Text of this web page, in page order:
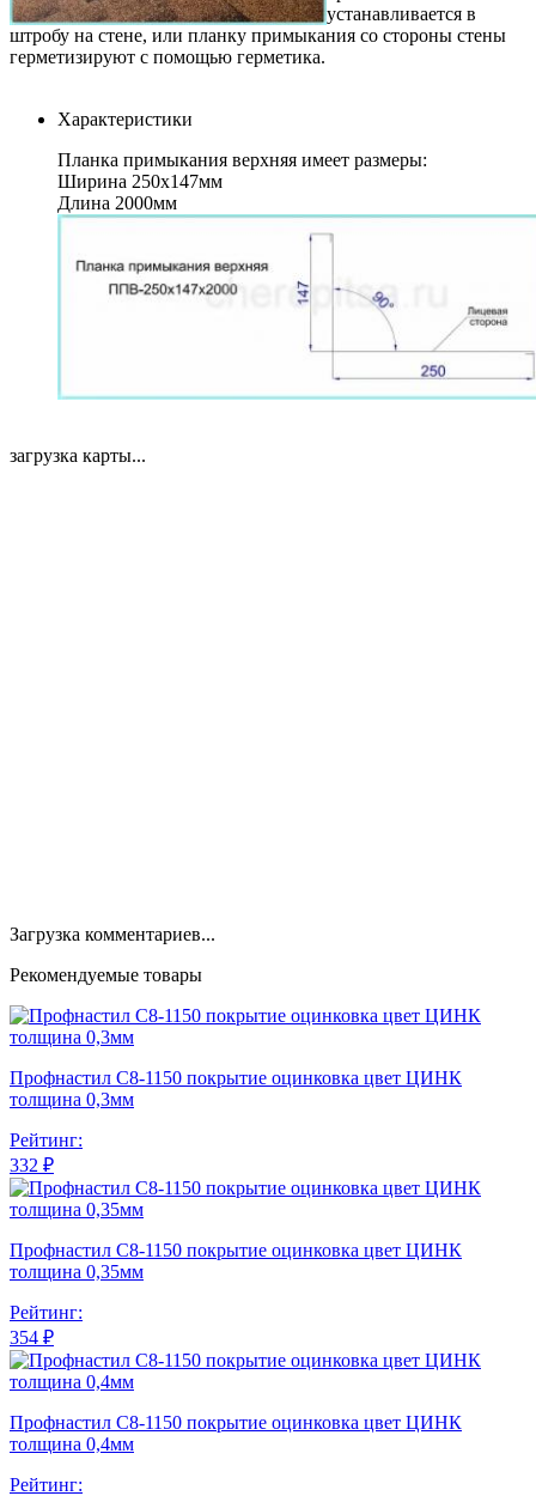
устанавливается в
штробу на стене, или планку примыкания со стороны стены
герметизируют с помощью герметика.
Характеристики
Планка примыкания верхняя имеет размеры:
Ширина 250х147мм
Длина 2000мм
загрузка карты...
Загрузка комментариев...
Рекомендуемые товары
Профнастил С8-1150 покрытие оцинковка цвет ЦИНК
толщина 0,3мм
Рейтинг:
332 ₽
Профнастил С8-1150 покрытие оцинковка цвет ЦИНК
толщина 0,35мм
Рейтинг:
354 ₽
Профнастил С8-1150 покрытие оцинковка цвет ЦИНК
толщина 0,4мм
Рейтинг: